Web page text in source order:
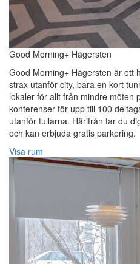
Good Morning+ Hägersten
Good Morning+ Hägersten är ett
strax utanför city, bara en kort
lokaler för allt från mindre möten
konferenser för upp till 100
utanför tullarna. Härifrån tar du
och kan erbjuda gratis parkering.
Visa rum